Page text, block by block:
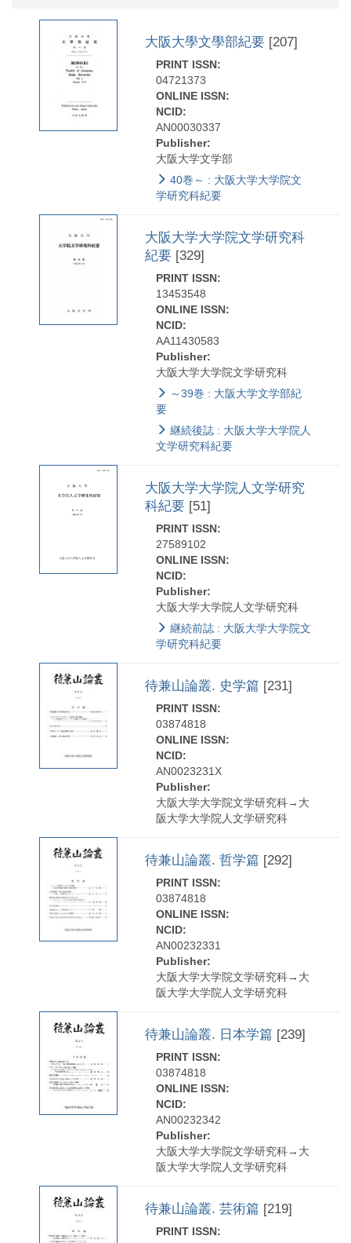
大阪大學文學部紀要 [207]
PRINT ISSN:
04721373
ONLINE ISSN:
NCID:
AN00030337
Publisher:
大阪大学文学部
40巻～ : 大阪大学大学院文
学研究科紀要
大阪大学大学院文学研究科
紀要 [329]
PRINT ISSN:
13453548
ONLINE ISSN:
NCID:
AA11430583
Publisher:
大阪大学大学院文学研究科
～39巻 : 大阪大学文学部紀
要
継続後誌 : 大阪大学大学院人
文学研究科紀要
大阪大学大学院人文学研究
科紀要 [51]
PRINT ISSN:
27589102
ONLINE ISSN:
NCID:
Publisher:
大阪大学大学院人文学研究科
継続前誌 : 大阪大学大学院文
学研究科紀要
待兼山論叢. 史学篇 [231]
PRINT ISSN:
03874818
ONLINE ISSN:
NCID:
AN0023231X
Publisher:
大阪大学大学院文学研究科→大
阪大学大学院人文学研究科
待兼山論叢. 哲学篇 [292]
PRINT ISSN:
03874818
ONLINE ISSN:
NCID:
AN00232331
Publisher:
大阪大学大学院文学研究科→大
阪大学大学院人文学研究科
待兼山論叢. 日本学篇 [239]
PRINT ISSN:
03874818
ONLINE ISSN:
NCID:
AN00232342
Publisher:
大阪大学大学院文学研究科→大
阪大学大学院人文学研究科
待兼山論叢. 芸術篇 [219]
PRINT ISSN: